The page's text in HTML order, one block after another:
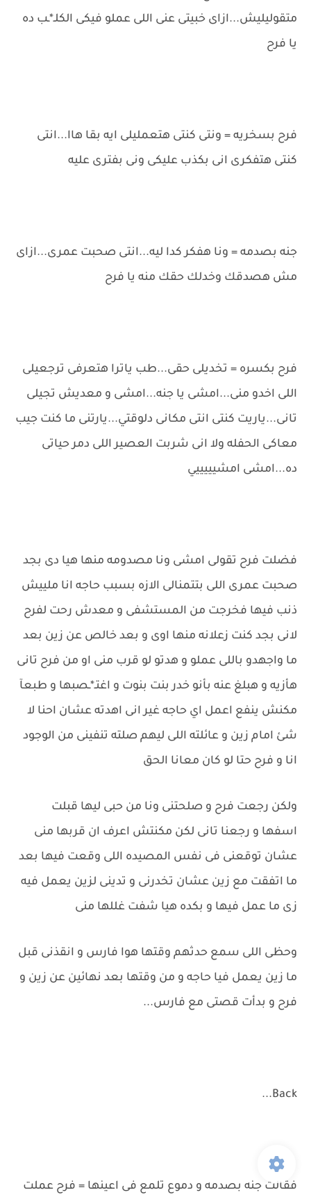
متقوليليش...ازاى خبيتى عنى اللى عملو فيكى الكلـ*ـب ده
يا فرح
فرح بسخريه = ونتى كنتى هتعمليلى ايه بقا هاا...انتى
كنتى هتفكرى انى بكذب عليكى ونى بفترى عليه
جنه بصدمه = ونا هفكر كدا ليه...انتى صحبت عمرى...ازاى
مش هصدقك وخدلك حقك منه يا فرح
فرح بكسره = تخديلى حقى...طب ياترا هتعرفى ترجعيلى
اللى اخدو منى...امشى يا جنه...امشى و معديش تجيلى
تانى...ياريت كنتى انتى مكانى دلوقتي...يارتنى ما كنت جيب
معاكى الحفله ولا انى شربت العصير اللى دمر حياتى
ده...امشى امشيييييي
فضلت فرح تقولى امشى ونا مصدومه منها هيا دى بجد
صحبت عمرى اللى بتتمنالى الازه بسبب حاجه انا ملييش
ذنب فيها فخرجت من المستشفى و معدش رحت لفرح
لانى بجد كنت زعلانه منها اوى و بعد خالص عن زين بعد
ما واجهدو باللى عملو و هدتو لو قرب منى او من فرح تانى
هأزيه و هبلغ عنه بأنو خدر بنت بنوت و اغتـ*ـصبها و طبعآ
مكنش ينفع اعمل اي حاجه غير انى اهدته عشان احنا لا
شئ امام زين و عائلته اللى ليهم صلته تنفينى من الوجود
انا و فرح حتا لو كان معانا الحق
ولكن رجعت فرح و صلحتنى ونا من حبى ليها قبلت
اسفها و رجعنا تانى لكن مكنتش اعرف ان قربها منى
عشان توقعنى فى نفس المصيده اللى وقعت فيها بعد
ما اتفقت مع زين عشان تخدرنى و تدينى لزين يعمل فيه
زى ما عمل فيها و بكده هيا شفت غللها منى
وحظى اللى سمع حدثهم وقتها هوا فارس و انقذنى قبل
ما زين يعمل فيا حاجه و من وقتها بعد نهائين عن زين و
فرح و بدأت قصتى مع فارس...
Back...
فقالت جنه بصدمه و دموع تلمع فى اعينها = فرح عملت